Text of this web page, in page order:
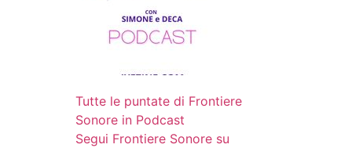
Tutte le puntate di Frontiere
Sonore in Podcast
Segui Frontiere Sonore su